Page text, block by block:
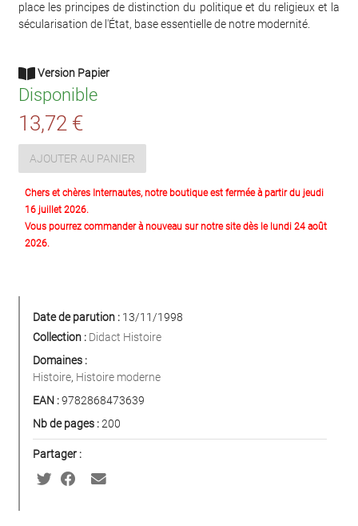
place les principes de distinction du politique et du religieux et la
sécularisation de l'État, base essentielle de notre modernité.
Version Papier
Disponible
13,72 €
AJOUTER AU PANIER
Chers et chères Internautes, notre boutique est fermée à partir du jeudi
16 juillet 2026.
Vous pourrez commander à nouveau sur notre site dès le lundi 24 août
2026.
Date de parution : 13/11/1998
Collection : Didact Histoire
Domaines :
Histoire, Histoire moderne
EAN :9782868473639
Nb de pages :200
Partager :